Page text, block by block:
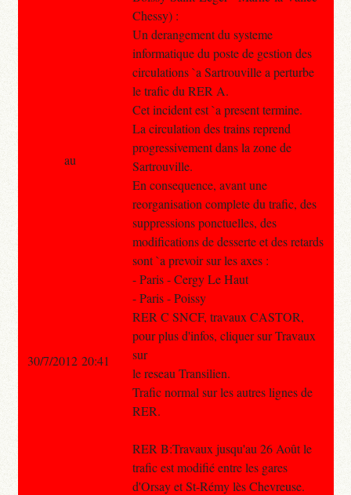
Chessy) :
Un derangement du systeme
informatique du poste de gestion des
circulations `a Sartrouville a perturbe
le trafic du RER A.
Cet incident est `a present termine.
La circulation des trains reprend
progressivement dans la zone de
Sartrouville.
En consequence, avant une
reorganisation complete du trafic, des
suppressions ponctuelles, des
modifications de desserte et des retards
sont `a prevoir sur les axes :
- Paris - Cergy Le Haut
- Paris - Poissy
RER C SNCF, travaux CASTOR,
pour plus d'infos, cliquer sur Travaux
sur
le reseau Transilien.
Trafic normal sur les autres lignes de
RER.
RER B:Travaux jusqu'au 26 Août le
trafic est modifié entre les gares
d'Orsay et St-Rémy lès Chevreuse.
au
30/7/2012 20:41